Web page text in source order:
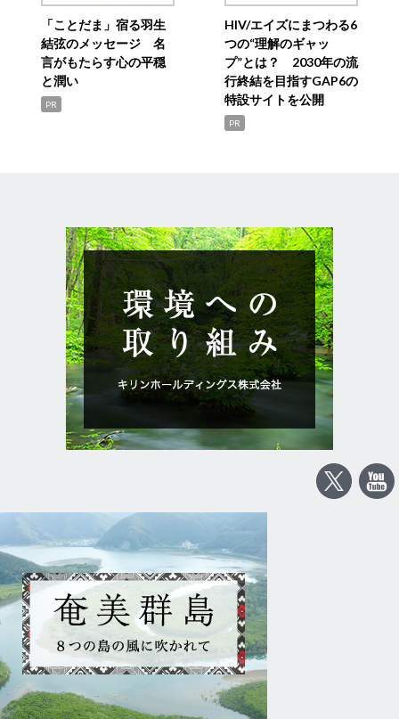
「ことだま」宿る羽生
結弦のメッセージ 名
言がもたらす心の平穏
と潤い
PR
HIV/エイズにまつわる6
つの“理解のギャッ
プ”とは？ 2030年の流
行終結を目指すGAP6の
特設サイトを公開
PR